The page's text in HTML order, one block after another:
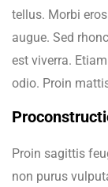
tellus. Morbi
augue. Sed
est viverra.
odio. Proin
Proin sagittis
non purus